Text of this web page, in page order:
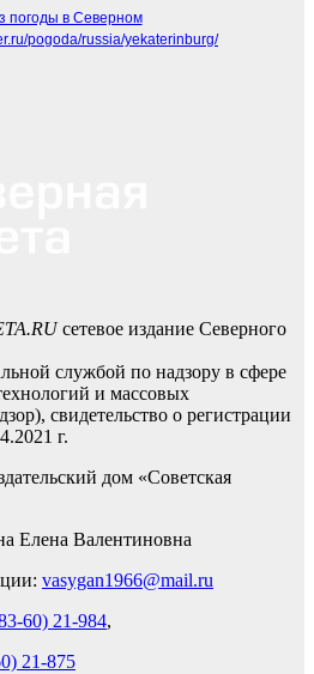
погоды в Северном
pogoda/russia/yekaterinburg/
сетевое издание Северного
службой по надзору в сфере
и массовых
свидетельство о регистрации
г.
дом «Советская
Елена Валентиновна
vasygan1966@mail.ru
60) 21-984,
21-875